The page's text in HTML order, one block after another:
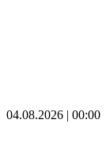
04.08.2026 | 00:00